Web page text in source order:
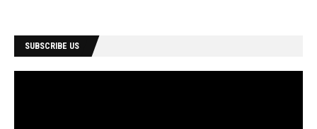
SUBSCRIBE US